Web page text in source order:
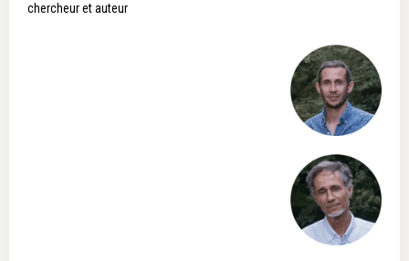
chercheur et auteur